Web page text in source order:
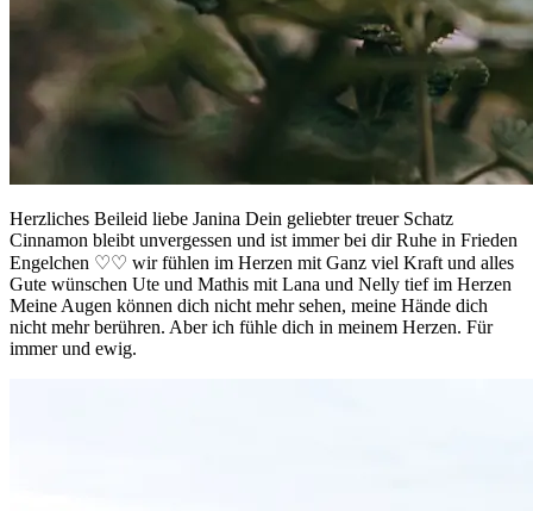
Herzliches Beileid liebe Janina Dein geliebter treuer Schatz
Cinnamon bleibt unvergessen und ist immer bei dir Ruhe in Frieden
Engelchen ♡♡ wir fühlen im Herzen mit Ganz viel Kraft und alles
Gute wünschen Ute und Mathis mit Lana und Nelly tief im Herzen
Meine Augen können dich nicht mehr sehen, meine Hände dich
nicht mehr berühren. Aber ich fühle dich in meinem Herzen. Für
immer und ewig.